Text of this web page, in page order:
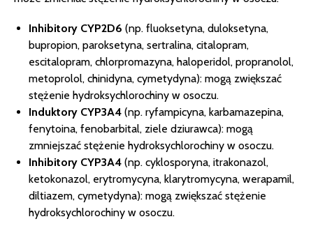
Inhibitory CYP2D6 (np. fluoksetyna, duloksetyna,
bupropion, paroksetyna, sertralina, citalopram,
escitalopram, chlorpromazyna, haloperidol, propranolol,
metoprolol, chinidyna, cymetydyna): mogą zwiększać
stężenie hydroksychlorochiny w osoczu.
Induktory CYP3A4 (np. ryfampicyna, karbamazepina,
fenytoina, fenobarbital, ziele dziurawca): mogą
zmniejszać stężenie hydroksychlorochiny w osoczu.
Inhibitory CYP3A4 (np. cyklosporyna, itrakonazol,
ketokonazol, erytromycyna, klarytromycyna, werapamil,
diltiazem, cymetydyna): mogą zwiększać stężenie
hydroksychlorochiny w osoczu.